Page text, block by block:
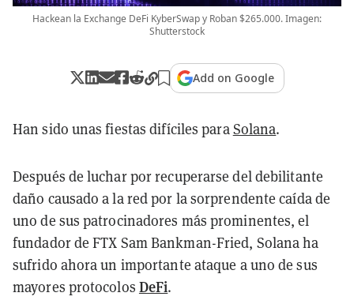
Hackean la Exchange DeFi KyberSwap y Roban $265.000. Imagen:
Shutterstock
Add on Google
Han sido unas fiestas difíciles paraSolana.
Después de luchar por recuperarse del debilitante
daño causado a la red por la sorprendente caída de
uno de sus patrocinadores más prominentes, el
fundador de FTX Sam Bankman-Fried, Solana ha
sufrido ahora un importante ataque a uno de sus
mayores protocolos DeFi.